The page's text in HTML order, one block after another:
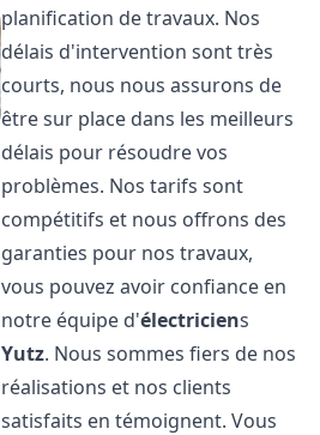
planification de travaux. Nos
délais d'intervention sont très
courts, nous nous assurons de
être sur place dans les meilleurs
délais pour résoudre vos
problèmes. Nos tarifs sont
compétitifs et nous offrons des
garanties pour nos travaux,
vous pouvez avoir confiance en
notre équipe d'électriciens
Yutz. Nous sommes fiers de nos
réalisations et nos clients
satisfaits en témoignent. Vous